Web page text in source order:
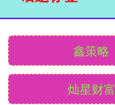
鑫策略
灿星财富